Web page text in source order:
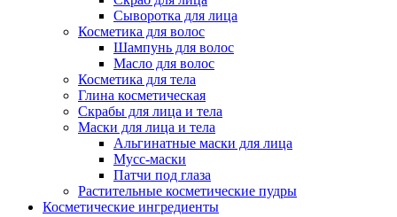
Сыворотка для лица
Косметика для волос
Шампунь для волос
Масло для волос
Косметика для тела
Глина косметическая
Скрабы для лица и тела
Маски для лица и тела
Альгинатные маски для лица
Мусс-маски
Патчи под глаза
Растительные косметические пудры
Косметические ингредиенты